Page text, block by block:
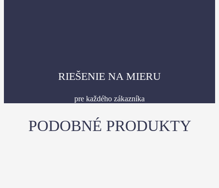
RIEŠENIE NA MIERU
pre každého zákazníka
PODOBNÉ PRODUKTY